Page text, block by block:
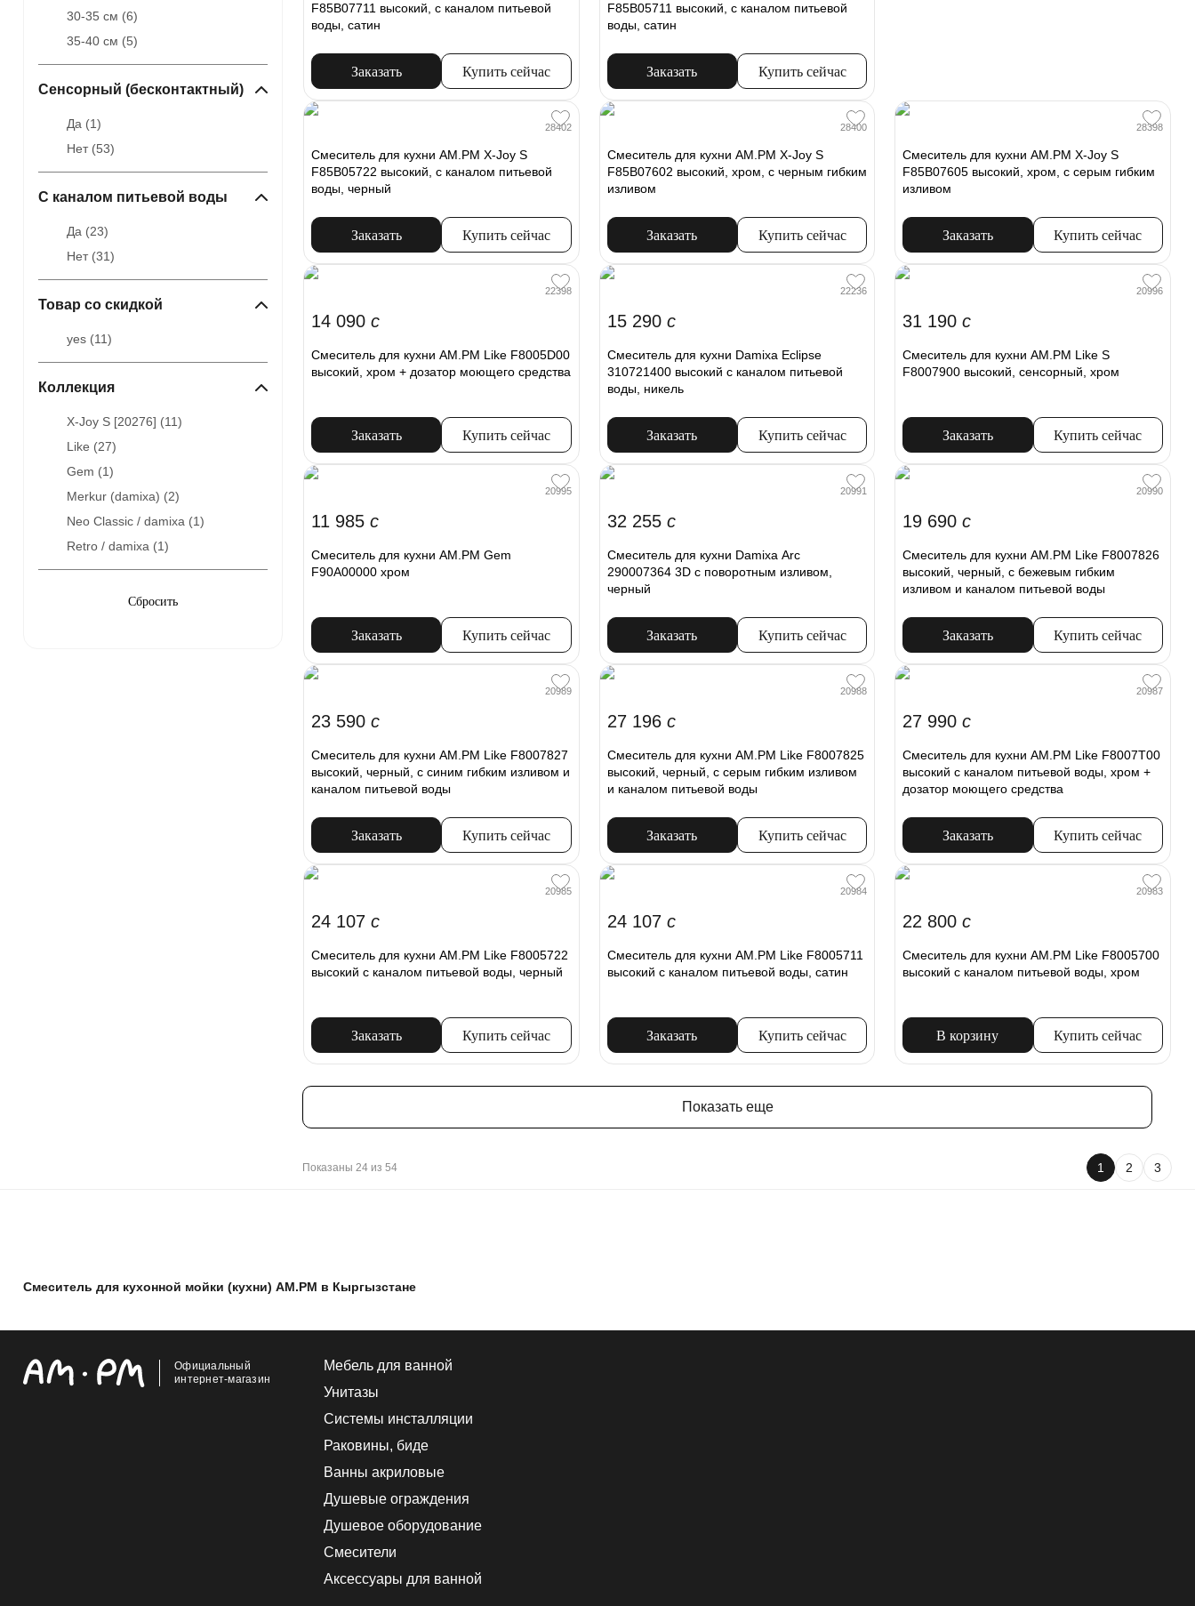
30-35 см (6)
35-40 см (5)
Сенсорный (бесконтактный)
Да (1)
Нет (53)
С каналом питьевой воды
Да (23)
Нет (31)
Товар со скидкой
yes (11)
Коллекция
X-Joy S [20276] (11)
Like (27)
Gem (1)
Merkur (damixa) (2)
Neo Classic / damixa (1)
Retro / damixa (1)
F85B07711 высокий, с каналом питьевой
воды, сатин
Заказать Купить сейчас
F85B05711 высокий, с каналом питьевой
воды, сатин
Заказать Купить сейчас
28402
Смеситель для кухни AM.PM X-Joy S
F85B05722 высокий, с каналом питьевой
воды, черный
Заказать Купить сейчас
28400
Смеситель для кухни AM.PM X-Joy S
F85B07602 высокий, хром, с черным гибким
изливом
Заказать Купить сейчас
28398
Смеситель для кухни AM.PM X-Joy S
F85B07605 высокий, хром, с серым гибким
изливом
Заказать Купить сейчас
22398
14 090 c
Смеситель для кухни AM.PM Like F8005D00
высокий, хром + дозатор моющего средства
Заказать Купить сейчас
22236
15 290 c
Смеситель для кухни Damixa Eclipse
310721400 высокий с каналом питьевой
воды, никель
Заказать Купить сейчас
20996
31 190c
Смеситель для кухни AM.PM Like S
F8007900 высокий, сенсорный, хром
Заказать Купить сейчас
20995
11 985 c
Смеситель для кухни AM.PM Gem
F90A00000 хром
Заказать Купить сейчас
20991
32 255 c
Смеситель для кухни Damixa Arc
290007364 3D с поворотным изливом,
черный
Заказать Купить сейчас
20990
19 690c
Смеситель для кухни AM.PM Like F8007826
высокий, черный, с бежевым гибким
изливом и каналом питьевой воды
Заказать Купить сейчас
20989
23 590 c
Смеситель для кухни AM.PM Like F8007827
высокий, черный, с синим гибким изливом и
каналом питьевой воды
Заказать Купить сейчас
20988
27 196 c
Смеситель для кухни AM.PM Like F8007825
высокий, черный, с серым гибким изливом
и каналом питьевой воды
Заказать Купить сейчас
20987
27 990c
Смеситель для кухни AM.PM Like F8007T00
высокий с каналом питьевой воды, хром +
дозатор моющего средства
Заказать Купить сейчас
20985
24 107 c
Смеситель для кухни AM.PM Like F8005722
высокий с каналом питьевой воды, черный
Заказать Купить сейчас
20984
24 107 c
Смеситель для кухни AM.PM Like F8005711
высокий с каналом питьевой воды, сатин
Заказать Купить сейчас
20983
22 800c
Смеситель для кухни AM.PM Like F8005700
высокий с каналом питьевой воды, хром
В корзину Купить сейчас
Показать еще
Показаны 24 из 54 1 2 3
Смеситель для кухонной мойки (кухни) AM.PM в Кыргызстане
Официальный
интернет-магазин
Мебель для ванной
Унитазы
Системы инсталляции
Раковины, биде
Ванны акриловые
Душевые ограждения
Душевое оборудование
Смесители
Аксессуары для ванной